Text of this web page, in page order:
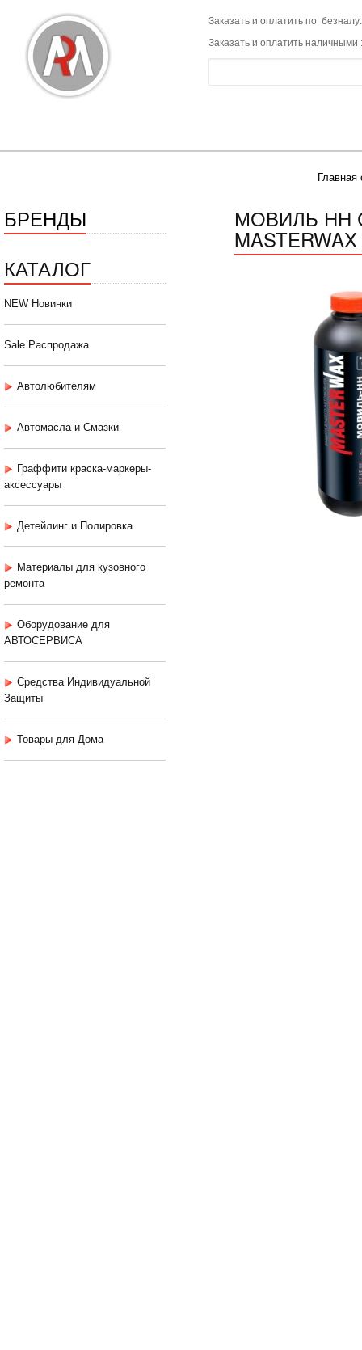
Заказать и оплатить по
Заказать и оплатить наличными
Главная
БРЕНДЫ
КАТАЛОГ
NEW Новинки
Sale Распродажа
Автолюбителям
Автомасла и Смазки
Граффити краска-маркеры-
аксессуары
Детейлинг и Полировка
Материалы для кузовного
ремонта
Оборудование для
АВТОСЕРВИСА
Средства Индивидуальной
Защиты
Товары для Дома
МОВИЛЬ НН